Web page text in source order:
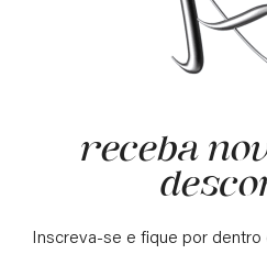
receba
Inscreva-se e fique por